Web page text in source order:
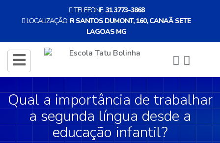
TELEFONE:31 3773-3868
LOCALIZAÇÃO: R SANTOS DUMONT, 160, CANAÃ SETE
LAGOAS MG
toggle
navigation
CADASTRE-
INÍCIO
Qual a importância de trabalhar
a segunda língua desde a
educação infantil?